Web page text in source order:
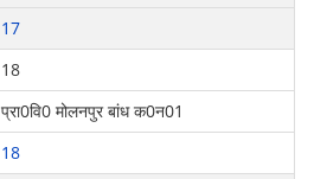
17
18
प्रा0वि0 मोलनपुर बांध क0न01
18